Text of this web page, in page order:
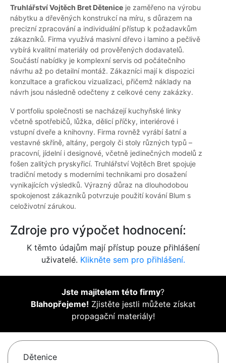
Truhlářství Vojtěch Bret Dětenice je zaměřeno na výrobu
nábytku a dřevěných konstrukcí na míru, s důrazem na
precizní zpracování a individuální přístup k požadavkům
zákazníků. Firma využívá masivní dřevo i lamino a pečlivě
vybírá kvalitní materiály od prověřených dodavatelů.
Součástí nabídky je komplexní servis od počátečního
návrhu až po detailní montáž. Zákazníci mají k dispozici
konzultace a grafickou vizualizaci, přičemž náklady na
návrh jsou následně odečteny z celkové ceny zakázky.
V portfoliu společnosti se nacházejí kuchyňské linky
včetně spotřebičů, lůžka, dělicí příčky, interiérové i
vstupní dveře a knihovny. Firma rovněž vyrábí šatní a
vestavné skříně, altány, pergoly či stoly různých typů –
pracovní, jídelní i designové, včetně jedinečných modelů z
fošen zalitých pryskyřicí. Truhlářství Vojtěch Bret spojuje
tradiční metody s moderními technikami pro dosažení
vynikajících výsledků. Výrazný důraz na dlouhodobou
spokojenost zákazníků potvrzuje použití kování Blum s
celoživotní zárukou.
Zdroje pro výpočet hodnocení:
K těmto údajům mají přístup pouze přihlášení
uživatelé. Klikněte sem pro přihlášení.
Jste majitelem této firmy?
Blahopřejeme! Zjistěte jestli můžete získat
propagační materiály!
Dětenice